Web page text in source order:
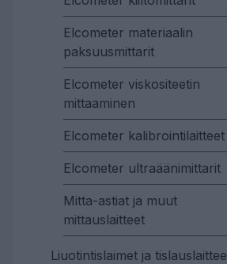
Elcometer materiaalin
paksuusmittarit
Elcometer viskositeetin
mittaaminen
Elcometer kalibrointilaitteet
Elcometer ultraäänimittarit
Mitta-astiat ja muut
mittauslaitteet
Liuotintislaimet ja